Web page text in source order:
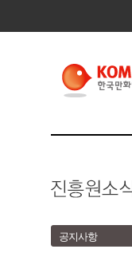
공지사항